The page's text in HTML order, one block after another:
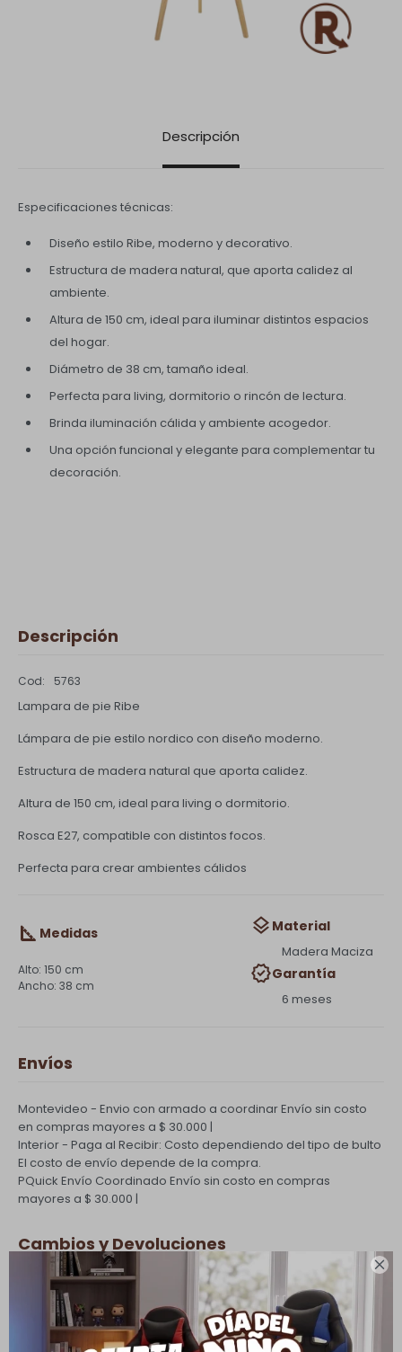

Descripción
Especificaciones técnicas:
Diseño estilo Ribe, moderno y decorativo.
Estructura de madera natural, que aporta calidez al
ambiente.
Altura de 150 cm, ideal para iluminar distintos espacios
del hogar.
Diámetro de 38 cm, tamaño ideal.
Perfecta para living, dormitorio o rincón de lectura.
Brinda iluminación cálida y ambiente acogedor.
Una opción funcional y elegante para complementar tu
decoración.
Descripción
5763
Lampara de pie Ribe
Lámpara de pie estilo nordico con diseño moderno.
Estructura de madera natural que aporta calidez.
Altura de 150 cm, ideal para living o dormitorio.
Rosca E27, compatible con distintos focos.
Perfecta para crear ambientes cálidos
Medidas
150 cm
38 cm
Material
Madera Maciza
Garantía
6 meses
Envíos
Montevideo - Envio con armado a coordinarEnvío sin costo
en compras mayores a $ 30.000 |
Interior - Paga al Recibir: Costo dependiendo del tipo de bulto
El costo de envío depende de la compra.
PQuick Envío Coordinado Envío sin costo en compras
mayores a $ 30.000 |
Cambios y Devoluciones
Todas las compras realizadas tienen un plazo de 5 días para
su cambio.
Ver mas